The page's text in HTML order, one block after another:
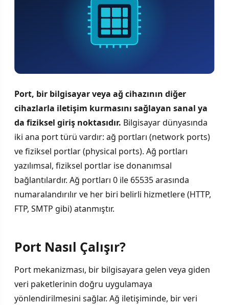
Port, bir bilgisayar veya ağ cihazının diğer
cihazlarla iletişim kurmasını sağlayan sanal ya
da fiziksel giriş noktasıdır. Bilgisayar dünyasında
iki ana port türü vardır: ağ portları (network ports)
ve fiziksel portlar (physical ports). Ağ portları
yazılımsal, fiziksel portlar ise donanımsal
bağlantılardır. Ağ portları 0 ile 65535 arasında
numaralandırılır ve her biri belirli hizmetlere (HTTP,
FTP, SMTP gibi) atanmıştır.
Port Nasıl Çalışır?
Port mekanizması, bir bilgisayara gelen veya giden
veri paketlerinin doğru uygulamaya
yönlendirilmesini sağlar. Ağ iletişiminde, bir veri